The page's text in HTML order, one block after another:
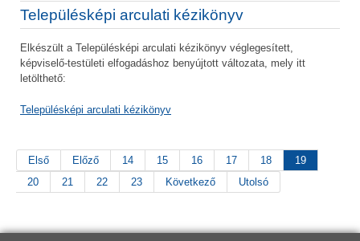
Településképi arculati kézikönyv
Elkészült a Településképi arculati kézikönyv véglegesített,
képviselő-testületi elfogadáshoz benyújtott változata, mely itt
letölthető:
Településképi arculati kézikönyv
Első Előző 14 15 16 17 18
19
20
21 22 23 Következő Utolsó